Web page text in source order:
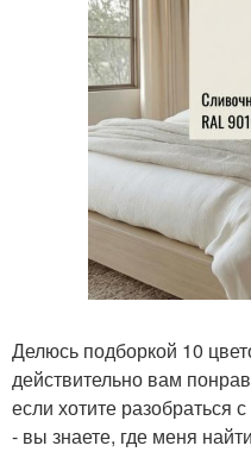
Делюсь подборкой 10
действительно вам
если хотите разобраться
- вы знаете, где меня